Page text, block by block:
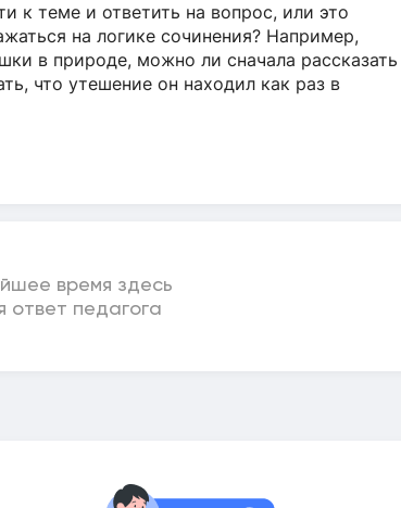
к теме и ответить на вопрос, или это
на логике сочинения? Например,
в природе, можно ли сначала рассказать
что утешение он находил как раз в
время здесь
ответ педагога